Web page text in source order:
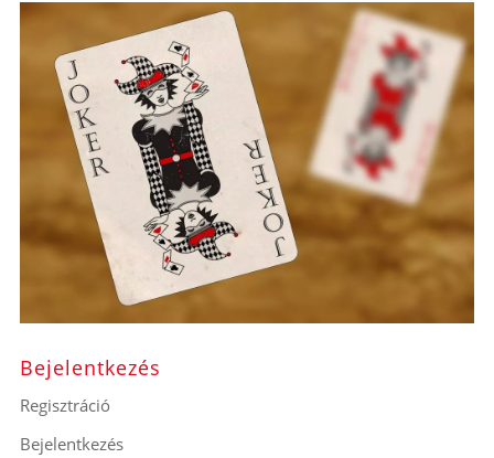
Bejelentkezés
Regisztráció
Bejelentkezés